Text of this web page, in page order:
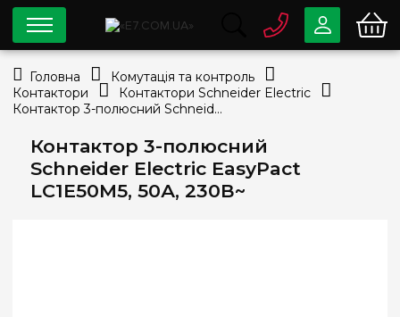
Контактор 3-полюсний
Schneider Electric EasyPact
LC1E50M5, 50А, 230В~
0 80033-63-07
info@e7.com.ua
Viber Telegram
Головна
Комутація та контроль
Контактори
Контактори Schneider Electric
Контактор 3-полюсний Schneider Electric EasyPact LC1E50M5, 50А, 230В~